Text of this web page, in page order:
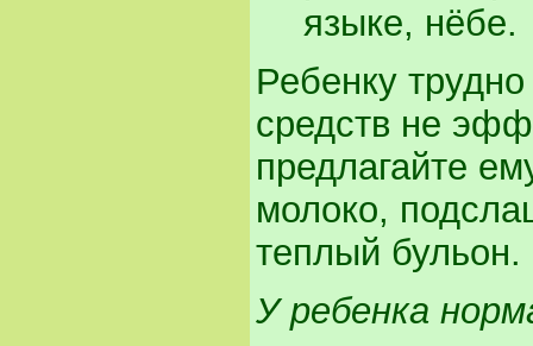
языке, нёбе.
Ребенку
средств не
предлагайте
молоко,
теплый бульон.
У ребенка